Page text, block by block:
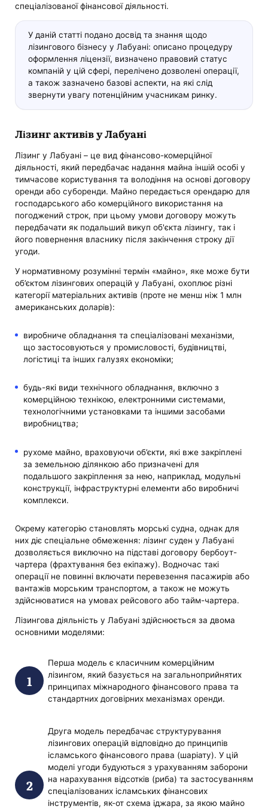
спеціалізованої фінансової діяльності.
У даній статті подано досвід та знання щодо
лізингового бізнесу у Лабуані: описано процедуру
оформлення ліцензії, визначено правовий статус
компаній у цій сфері, перелічено дозволені операції,
а також зазначено базові аспекти, на які слід
звернути увагу потенційним учасникам ринку.
Лізинг активів у Лабуані
Лізинг у Лабуані – це вид фінансово-комерційної
діяльності, який передбачає надання майна іншій особі у
тимчасове користування та володіння на основі договору
оренди або суборенди. Майно передається орендарю для
господарського або комерційного використання на
погоджений строк, при цьому умови договору можуть
передбачати як подальший викуп об'єкта лізингу, так і
його повернення власнику після закінчення строку дії
угоди.
У нормативному розумінні термін «майно», яке може бути
об’єктом лізингових операцій у Лабуані, охоплює різні
категорії матеріальних активів (проте не менш ніж 1 млн
американських доларів):
виробниче обладнання та спеціалізовані механізми,
що застосовуються у промисловості, будівництві,
логістиці та інших галузях економіки;
будь-які види технічного обладнання, включно з
комерційною технікою, електронними системами,
технологічними установками та іншими засобами
виробництва;
рухоме майно, враховуючи об’єкти, які вже закріплені
за земельною ділянкою або призначені для
подальшого закріплення за нею, наприклад, модульні
конструкції, інфраструктурні елементи або виробничі
комплекси.
Окрему категорію становлять морські судна, однак для
них діє спеціальне обмеження: лізинг суден у Лабуані
дозволяється виключно на підставі договору бербоут-
чартера (фрахтування без екіпажу). Водночас такі
операції не повинні включати перевезення пасажирів або
вантажів морським транспортом, а також не можуть
здійснюватися на умовах рейсового або тайм-чартера.
Лізингова діяльність у Лабуані здійснюється за двома
основними моделями:
Перша модель є класичним комерційним
лізингом, який базується на загальноприйнятих
принципах міжнародного фінансового права та
стандартних договірних механізмах оренди.
Друга модель передбачає структурування
лізингових операцій відповідно до принципів
ісламського фінансового права (шаріату). У цій
моделі угоди будуються з урахуванням заборони
на нарахування відсотків (риба) та застосуванням
спеціалізованих ісламських фінансових
інструментів, як-от схема іджара, за якою майно